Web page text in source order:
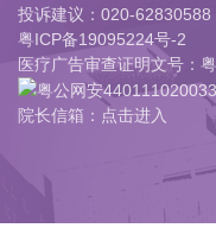
投诉建议： 020-62830588
粤ICP备19095224号-2
医疗广告审查证明文号：
粤公网安
院长信箱：点击进入